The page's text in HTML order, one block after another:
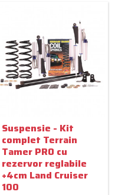
Suspensie - Kit
complet Terrain
Tamer PRO cu
rezervor reglabile
+4cm Land Cruiser
100